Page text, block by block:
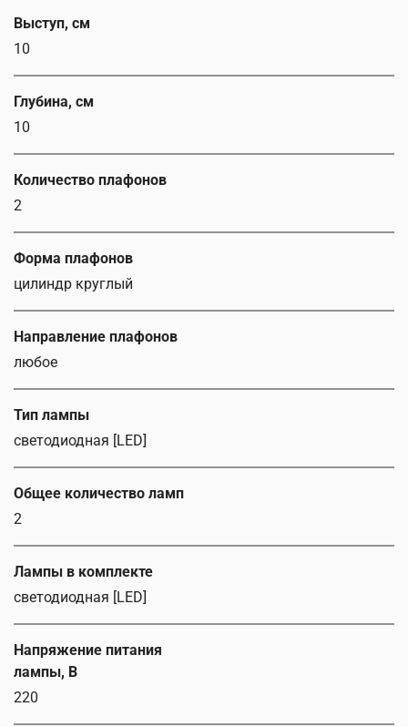
Выступ, см
10
Глубина, см
10
Количество плафонов
2
Форма плафонов
цилиндр круглый
Направление плафонов
любое
Тип лампы
светодиодная [LED]
Общее количество ламп
2
Лампы в комплекте
светодиодная [LED]
Напряжение питания
лампы, В
220